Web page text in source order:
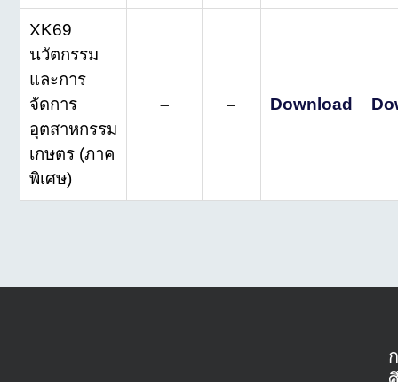
XK69
นวัตกรรม
และการ
จัดการ
อุตสาหกรรม
เกษตร (ภาค
พิเศษ)
– – Download